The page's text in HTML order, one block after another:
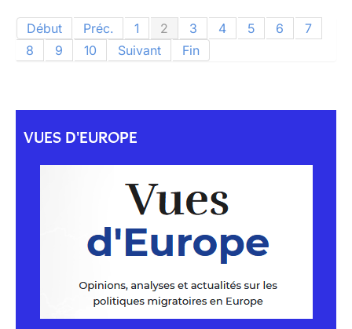
Début Préc. 1 2 3 4 5 6
7
8
9 10 Suivant Fin
VUES D'EUROPE